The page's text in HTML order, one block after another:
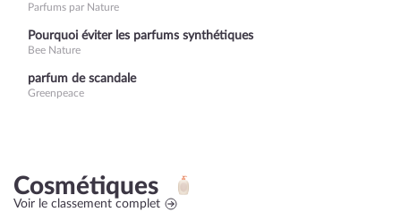
Parfums par Nature
Pourquoi éviter les parfums synthétiques
Bee Nature
parfum de scandale
Greenpeace
Cosmétiques
Voir le classement complet